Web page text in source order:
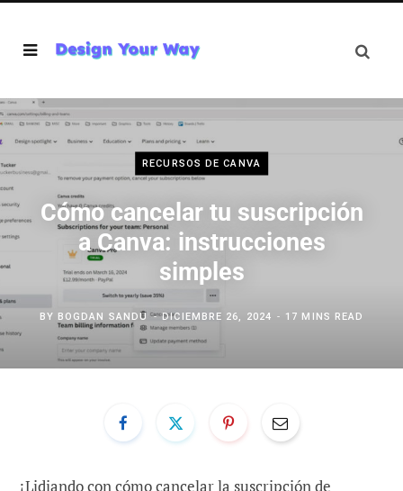
RECURSOS DE CANVA
Cómo cancelar tu suscripción
a Canva: instrucciones
simples
BY BOGDAN SANDU DICIEMBRE 26, 2024 17 MINS READ
¡Lidiando con cómo cancelar la suscripción de